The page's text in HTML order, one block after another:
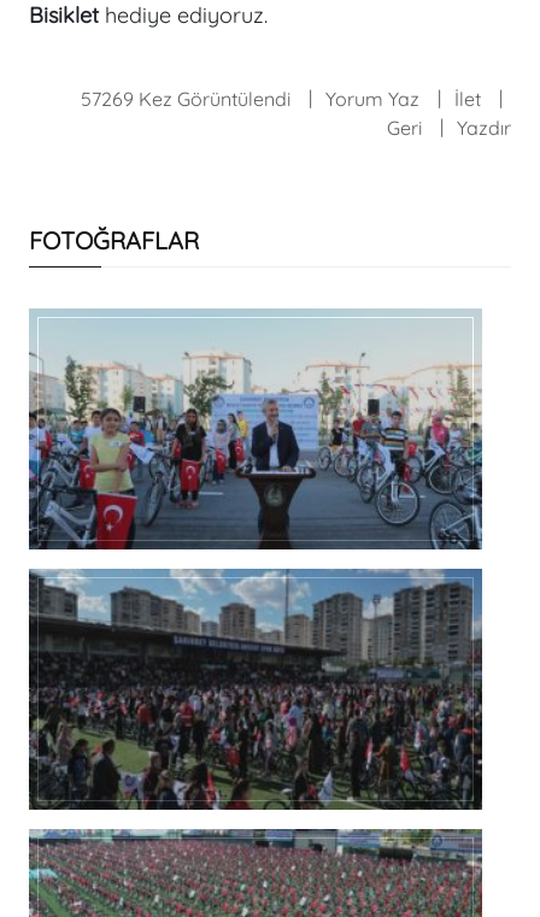
Bisiklet hediye ediyoruz.
57269 Kez Görüntülendi Yorum Yaz
İlet
Geri
Yazdır
FOTOĞRAFLAR